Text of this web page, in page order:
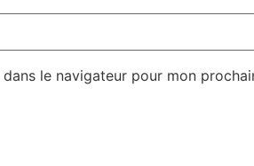
le navigateur pour mon